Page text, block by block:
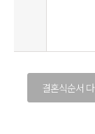
결혼식순서